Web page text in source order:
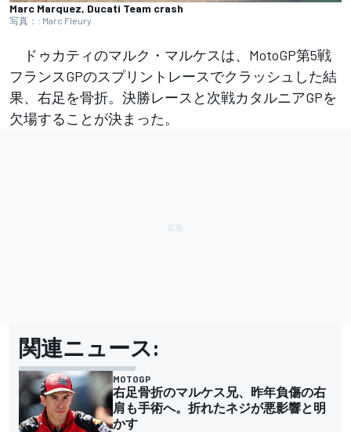
Marc Marquez, Ducati Team crash
写真：: Marc Fleury
ドゥカティのマルク・マルケスは、MotoGP第5戦
フランスGPのスプリントレースでクラッシュした結
果、右足を骨折。決勝レースと次戦カタルニアGPを
欠場することが決まった。
関連ニュース:
MOTOGP
右足骨折のマルケス兄、昨年負傷の右
肩も手術へ。折れたネジが悪影響と明
かす